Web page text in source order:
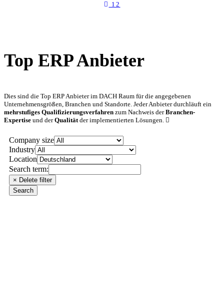
12
Top ERP Anbieter
Dies sind die Top ERP Anbieter im DACH Raum für die angegebenen
Unternehmensgrößen, Branchen und Standorte. Jeder Anbieter durchläuft ein
mehrstufiges Qualifizierungsverfahren zum Nachweis derBranchen-
Expertise und derQualität der implementierten Lösungen.
Company size
Industry
Location
Search term: